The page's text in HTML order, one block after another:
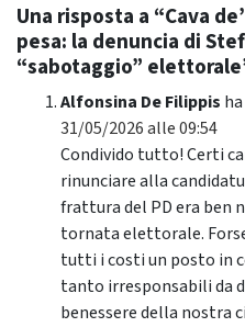
Una risposta a “Cava
pesa: la denuncia di
“sabotaggio”
Alfonsina De Filippis
31/05/2026 alle 09:54
Condivido tutto! Certi
rinunciare alla
frattura del PD era ben
tornata elettorale.
tutti i costi un posto in
tanto irresponsabili da
benessere della nostra